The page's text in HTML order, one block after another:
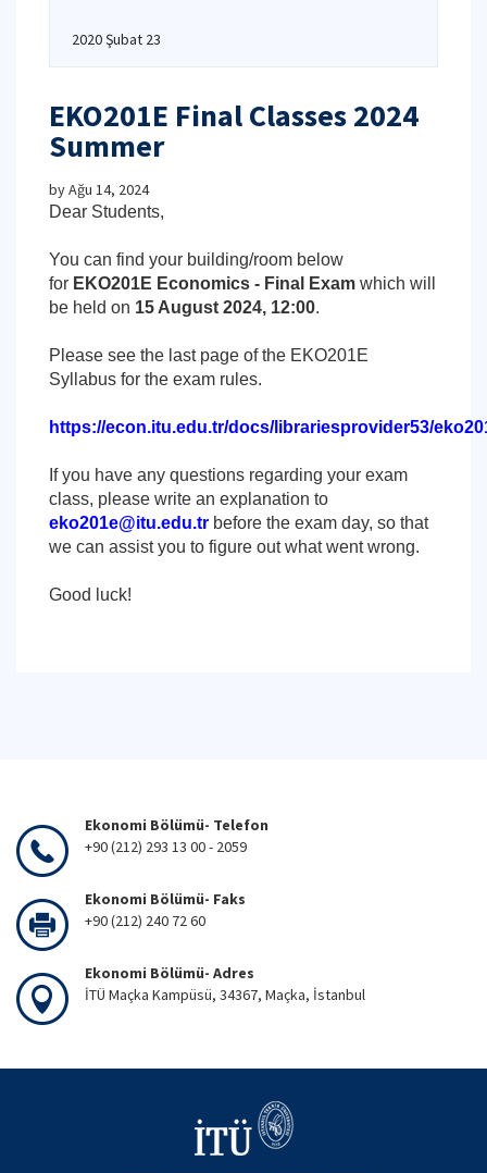
2020 Şubat 23
EKO201E Final Classes 2024
Summer
byAğu 14, 2024
Dear Students,
You can find your building/room below
for EKO201E Economics - Final Exam which will
be held on 15 August 2024, 12:00.
Please see the last page of the EKO201E
Syllabus for the exam rules.
https://econ.itu.edu.tr/docs/librariesprovider53/
If you have any questions regarding your exam
class, please write an explanation to
eko201e@itu.edu.tr before the exam day, so that
we can assist you to figure out what went wrong.
Good luck!
Ekonomi Bölümü- Telefon
+90 (212) 293 13 00 - 2059
Ekonomi Bölümü- Faks
+90 (212) 240 72 60
Ekonomi Bölümü- Adres
İTÜ Maçka Kampüsü, 34367, Maçka, İstanbul